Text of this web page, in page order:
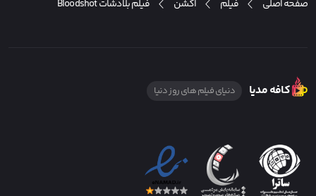
صفحه اصلی فیلم اکشن فيلم بلادشات Bloodshot
کافه مدیا دنیای فیلم های روز دنیا